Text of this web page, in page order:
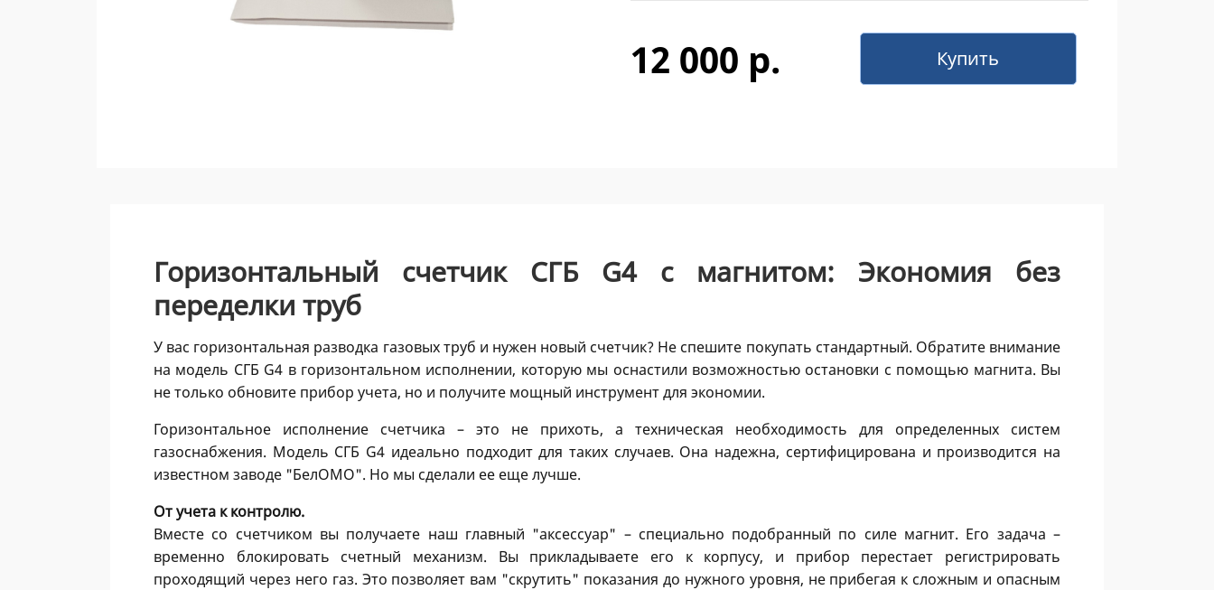
12 000 р. Купить
Горизонтальный счетчик СГБ G4 с магнитом: Экономия без
переделки труб
У вас горизонтальная разводка газовых труб и нужен новый счетчик? Не спешите покупать стандартный. Обратите внимание
на модель СГБ G4 в горизонтальном исполнении, которую мы оснастили возможностью остановки с помощью магнита. Вы
не только обновите прибор учета, но и получите мощный инструмент для экономии.
Горизонтальное исполнение счетчика – это не прихоть, а техническая необходимость для определенных систем
газоснабжения. Модель СГБ G4 идеально подходит для таких случаев. Она надежна, сертифицирована и производится на
известном заводе "БелОМО". Но мы сделали ее еще лучше.
От учета к контролю.
Вместе со счетчиком вы получаете наш главный "аксессуар" – специально подобранный по силе магнит. Его задача –
временно блокировать счетный механизм. Вы прикладываете его к корпусу, и прибор перестает регистрировать
проходящий через него газ. Это позволяет вам "скрутить" показания до нужного уровня, не прибегая к сложным и опасным